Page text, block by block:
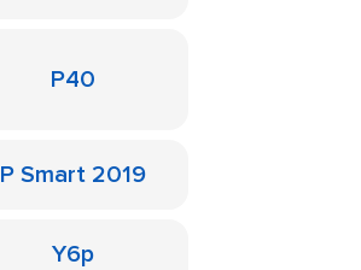
P40
P Smart 2019
Y6p